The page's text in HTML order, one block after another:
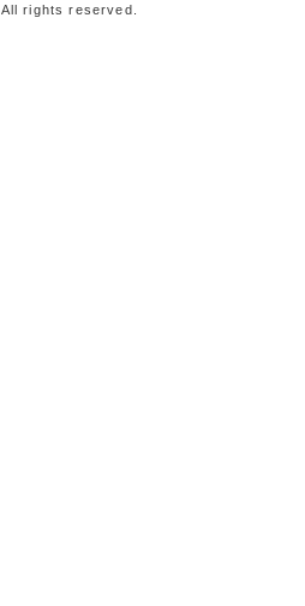
All rights reserved.